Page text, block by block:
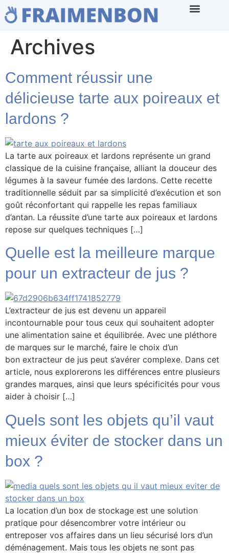
Archives
Comment réussir une
délicieuse tarte aux poireaux et
lardons ?
La tarte aux poireaux et lardons représente un grand
classique de la cuisine française, alliant la douceur des
légumes à la saveur fumée des lardons. Cette recette
traditionnelle séduit par sa simplicité d’exécution et son
goût réconfortant qui rappelle les repas familiaux
d’antan. La réussite d’une tarte aux poireaux et lardons
repose sur quelques techniques […]
Quelle est la meilleure marque
pour un extracteur de jus ?
L’extracteur de jus est devenu un appareil
incontournable pour tous ceux qui souhaitent adopter
une alimentation saine et équilibrée. Avec une pléthore
de marques sur le marché, faire le choix d’un
bon extracteur de jus peut s’avérer complexe. Dans cet
article, nous explorerons les différences entre plusieurs
grandes marques, ainsi que leurs spécificités pour vous
aider à choisir […]
Quels sont les objets qu’il vaut
mieux éviter de stocker dans un
box ?
La location d’un box de stockage est une solution
pratique pour désencombrer votre intérieur ou
entreposer vos affaires dans un lieu sécurisé lors d’un
déménagement. Mais tous les objets ne sont pas